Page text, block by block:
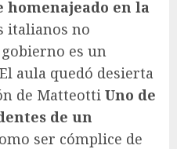
en la
italianos no
es un
aula quedó desierta
de Matteotti Uno de
de un
ser cómplice de